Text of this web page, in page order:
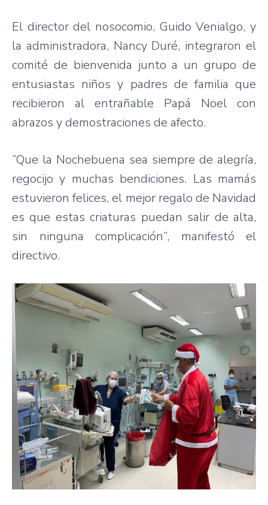
El director del nosocomio, Guido Venialgo, y
la administradora, Nancy Duré, integraron el
comité de bienvenida junto a un grupo de
entusiastas niños y padres de familia que
recibieron al entrañable Papá Noel con
abrazos y demostraciones de afecto.
“Que la Nochebuena sea siempre de alegría,
regocijo y muchas bendiciones. Las mamás
estuvieron felices, el mejor regalo de Navidad
es que estas criaturas puedan salir de alta,
sin ninguna complicación”, manifestó el
directivo.